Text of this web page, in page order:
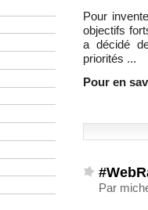
Pour
objectifs
a décidé
priorités ...
Pour en
Par